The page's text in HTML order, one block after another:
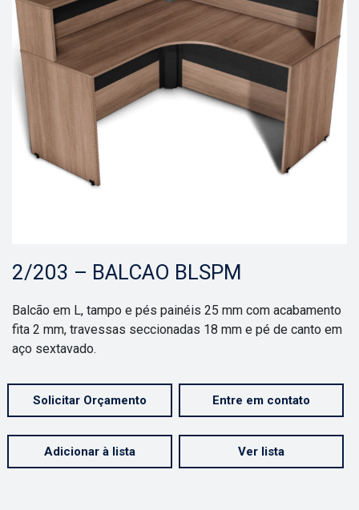
2/203 – BALCAO BLSPM
Balcão em L, tampo e pés painéis 25 mm com acabamento
fita 2 mm, travessas seccionadas 18 mm e pé de canto em
aço sextavado.
Solicitar Orçamento Entre em contato
Adicionar à lista Ver lista